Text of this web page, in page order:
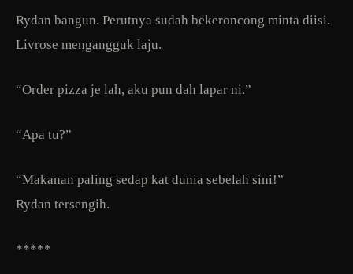
Rydan bangun. Perutnya sudah bekeroncong minta diisi.
Livrose mengangguk laju.
“Order pizza je lah, aku pun dah lapar ni.”
“Apa tu?”
“Makanan paling sedap kat dunia sebelah sini!”
Rydan tersengih.
*****